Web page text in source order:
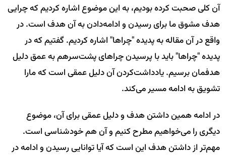
آن کلی صحبت کرده بودیم، به این موضوع اشاره کردیم که چرایی
هدف مشوق ما برای رسیدن و ادامه‌دادن به آن هدف است. در
واقع در آن مقاله به پدیده "چراها" اشاره کردیم. گفتیم که در
پدیده "چراها" باید با پرسیدن چراهای پشت‌سرهم به عمق دلیل
هدفمان برسیم. یادداشت‌کردن آن دلیل عمقی است که مارا
تشویق به ادامه مسیر می‌کند.
در ادامه همین داشتن هدف و دلیل عمقی برای آن، موضوع
دیگری را می‌خواهیم مطرح کنیم و آن هم خودشناسی است.
مهم‌تر از داشتن هدف این است که آیا توانایی رسیدن و ادامه در